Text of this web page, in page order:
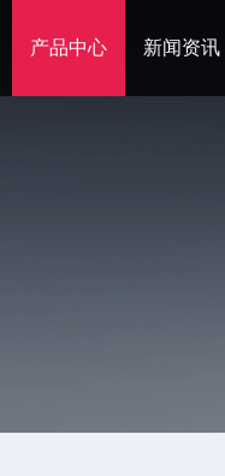
产品中心 新闻资讯